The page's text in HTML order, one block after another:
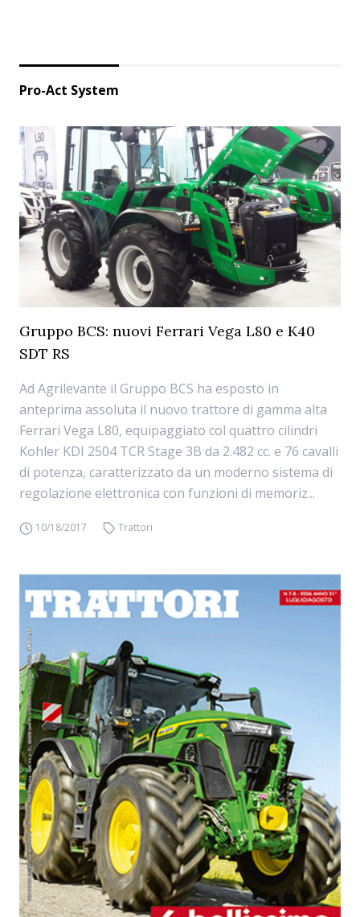
Pro-Act System
Gruppo BCS: nuovi Ferrari Vega L80 e K40
SDT RS
Ad Agrilevante il Gruppo BCS ha esposto in
anteprima assoluta il nuovo trattore di gamma alta
Ferrari Vega L80, equipaggiato col quattro cilindri
Kohler KDI 2504 TCR Stage 3B da 2.482 cc. e 76 cavalli
di potenza, caratterizzato da un moderno sistema di
regolazione elettronica con funzioni di memoriz...
10/18/2017 Trattori